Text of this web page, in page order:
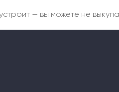
— вы можете не